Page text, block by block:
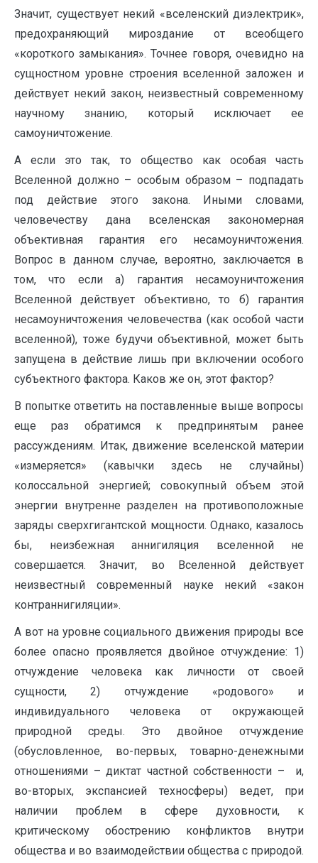
Значит, существует некий «вселенский диэлектрик»,
предохраняющий мироздание от всеобщего
«короткого замыкания». Точнее говоря, очевидно на
сущностном уровне строения вселенной заложен и
действует некий закон, неизвестный современному
научному знанию, который исключает ее
самоуничтожение.
А если это так, то общество как особая часть
Вселенной должно – особым образом – подпадать
под действие этого закона. Иными словами,
человечеству дана вселенская закономерная
объективная гарантия его несамоуничтожения.
Вопрос в данном случае, вероятно, заключается в
том, что если а) гарантия несамоуничтожения
Вселенной действует объективно, то б) гарантия
несамоуничтожения человечества (как особой части
вселенной), тоже будучи объективной, может быть
запущена в действие лишь при включении особого
субъектного фактора. Каков же он, этот фактор?
В попытке ответить на поставленные выше вопросы
еще раз обратимся к предпринятым ранее
рассуждениям. Итак, движение вселенской материи
«измеряется» (кавычки здесь не случайны)
колоссальной энергией; совокупный объем этой
энергии внутренне разделен на противоположные
заряды сверхгигантской мощности. Однако, казалось
бы, неизбежная аннигиляция вселенной не
совершается. Значит, во Вселенной действует
неизвестный современный науке некий «закон
контраннигиляции».
А вот на уровне социального движения природы все
более опасно проявляется двойное отчуждение: 1)
отчуждение человека как личности от своей
сущности, 2) отчуждение «родового» и
индивидуального человека от окружающей
природной среды. Это двойное отчуждение
(обусловленное, во-первых, товарно-денежными
отношениями – диктат частной собственности – и,
во-вторых, экспансией техносферы) ведет, при
наличии проблем в сфере духовности, к
критическому обострению конфликтов внутри
общества и во взаимодействии общества с природой.